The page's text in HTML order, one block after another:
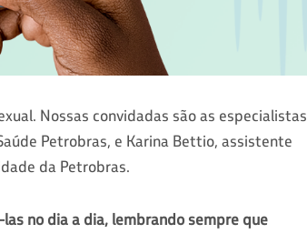
Nossas convidadas são as especialistas
Petrobras, e Karina Bettio, assistente
da Petrobras.
no dia a dia, lembrando sempre que